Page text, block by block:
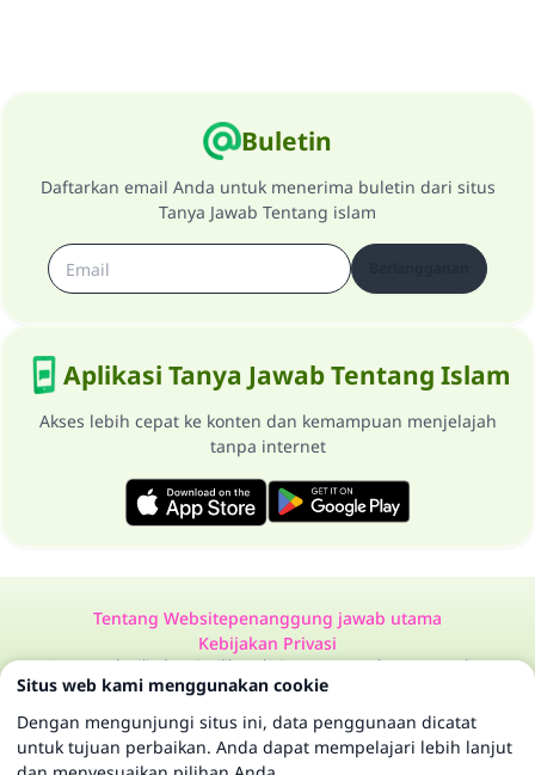
Buletin
Daftarkan email Anda untuk menerima buletin dari situs
Tanya Jawab Tentang islam
Aplikasi Tanya Jawab Tentang Islam
Akses lebih cepat ke konten dan kemampuan menjelajah
tanpa internet
Tentang Websitepenanggung jawab utama
Kebijakan Privasi
Semua Hak Dilindungi Milik Website Tanya Jawab Tentang Islam
1997-2025 ©
Situs web kami menggunakan cookie
Dengan mengunjungi situs ini, data penggunaan dicatat
untuk tujuan perbaikan. Anda dapat mempelajari lebih lanjut